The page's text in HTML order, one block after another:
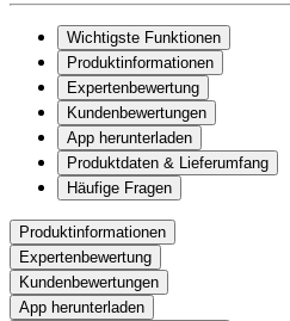
Wichtigste Funktionen
Produktinformationen
Expertenbewertung
Kundenbewertungen
App herunterladen
Produktdaten & Lieferumfang
Häufige Fragen
Produktinformationen
Expertenbewertung
Kundenbewertungen
App herunterladen